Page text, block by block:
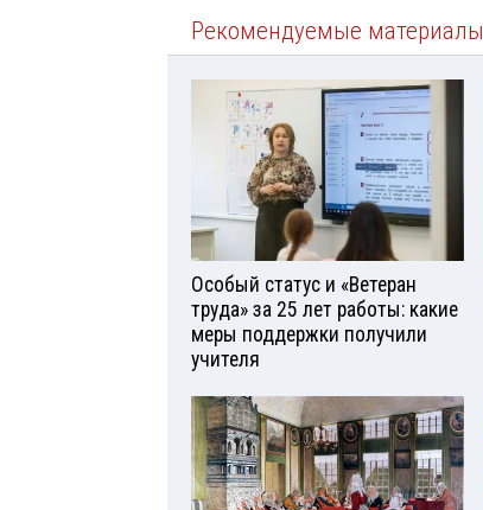
Рекомендуемые материалы
Особый статус и «Ветеран
труда» за 25 лет работы: какие
меры поддержки получили
учителя